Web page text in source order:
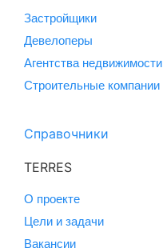
Застройщики
Девелоперы
Агентства недвижимости
Строительные компании
Справочники
TERRES
О проекте
Цели и задачи
Вакансии